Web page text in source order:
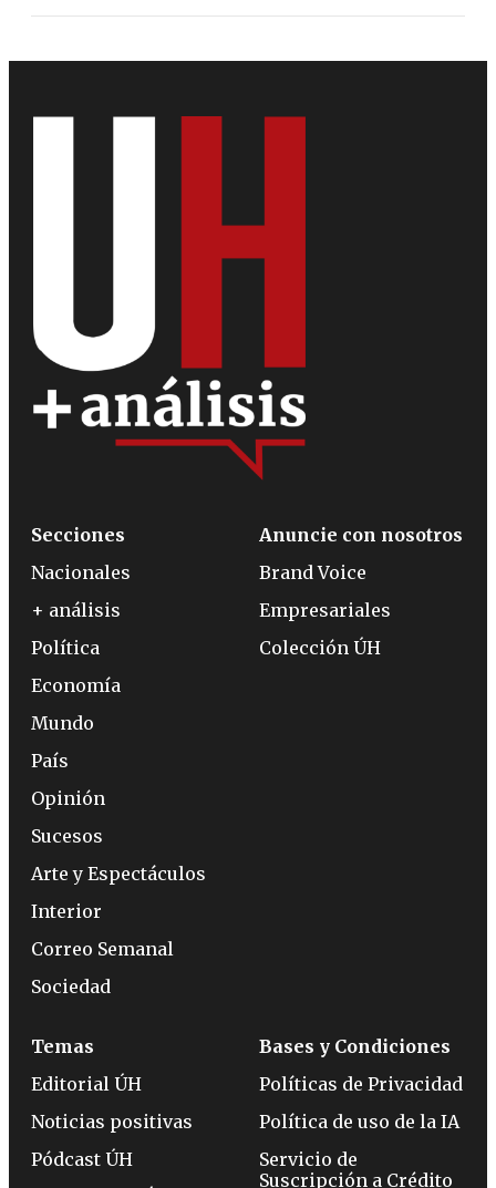
Secciones
Nacionales
+ análisis
Política
Economía
Mundo
País
Opinión
Sucesos
Arte y Espectáculos
Interior
Correo Semanal
Sociedad
Anuncie con nosotros
Brand Voice
Empresariales
Colección ÚH
Temas
Editorial ÚH
Noticias positivas
Pódcast ÚH
Bases y Condiciones
Políticas de Privacidad
Política de uso de la IA
Servicio de
Suscripción a Crédito